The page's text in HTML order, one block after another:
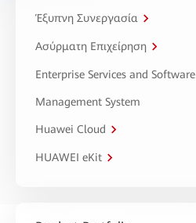
Έξυπνη Συνεργασία
Ασύρματη Επιχείρηση
Enterprise Services and Software
Management System
Huawei Cloud
HUAWEI eKit